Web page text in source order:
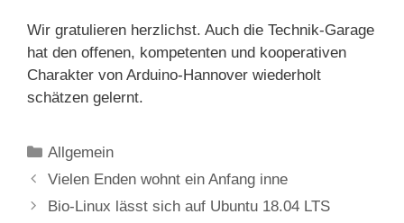
Wir gratulieren herzlichst. Auch die Technik-Garage
hat den offenen, kompetenten und kooperativen
Charakter von Arduino-Hannover wiederholt
schätzen gelernt.
Kategorien
Allgemein
Vielen Enden wohnt ein Anfang inne
Bio-Linux lässt sich auf Ubuntu 18.04 LTS